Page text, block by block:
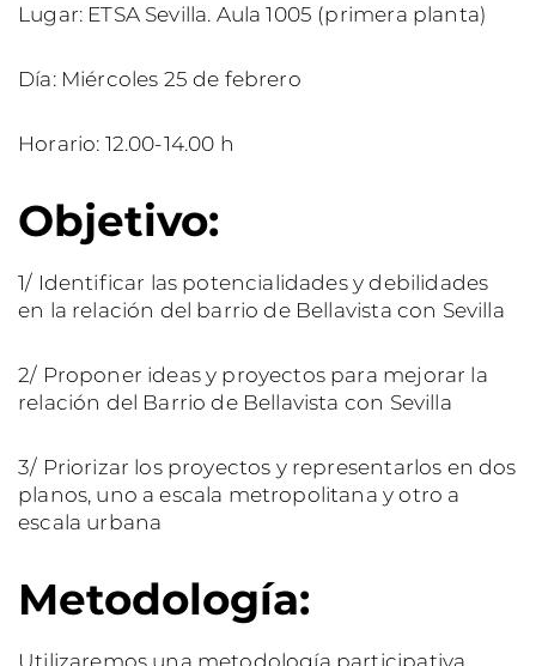
Lugar: ETSA Sevilla. Aula 1005 (primera planta)
Día: Miércoles 25 de febrero
Horario: 12.00-14.00 h
Objetivo:
1/ Identificar las potencialidades y debilidades
en la relación del barrio de Bellavista con Sevilla
2/ Proponer ideas y proyectos para mejorar la
relación del Barrio de Bellavista con Sevilla
3/ Priorizar los proyectos y representarlos en dos
planos, uno a escala metropolitana y otro a
escala urbana
Metodología:
Utilizaremos una metodología participativa